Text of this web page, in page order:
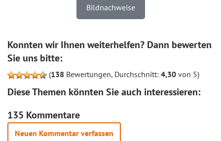
Bildnachweise
Konnten wir Ihnen weiterhelfen? Dann bewerten
Sie uns bitte:
(138 Bewertungen, Durchschnitt: 4,30 von 5)
Diese Themen könnten Sie auch interessieren:
135 Kommentare
Neuen Kommentar verfassen